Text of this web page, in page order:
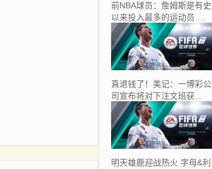
前NBA球员：詹姆斯是有史
以来投入最多的运动员 后
难有来者
真退钱了！美记：一博彩公
司宣布将对下注文班获
DPOY的人进行退款
明天雄鹿迎战热火 字母&利